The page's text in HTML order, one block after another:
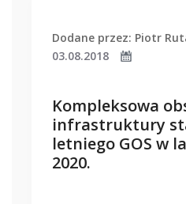
Dodane przez: Piotr
03.08.2018
Kompleksowa
infrastruktury
letniego GOS w
2020.